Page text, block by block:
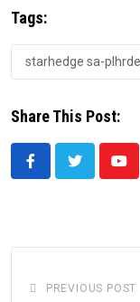
Tags:
starhedge sa-
Share This Post:
PREVIOUS POST